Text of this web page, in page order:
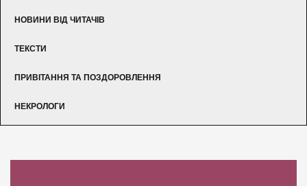
НОВИНИ ВІД ЧИТАЧІВ
ТЕКСТИ
ПРИВІТАННЯ ТА ПОЗДОРОВЛЕННЯ
НЕКРОЛОГИ